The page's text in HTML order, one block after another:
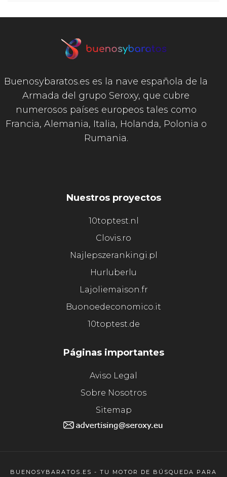
Buenosybaratos.es es la nave española de la
Armada del grupo Seroxy, que cubre
numerosos países europeos tales como
Francia, Alemania, Italia, Holanda, Polonia o
Rumania.
Nuestros proyectos
10toptest.nl
Clovis.ro
Najlepszerankingi.pl
Hurluberlu
Lajoliemaison.fr
Buonoedeconomico.it
10toptest.de
Páginas importantes
Aviso Legal
Sobre Nosotros
Sitemap
BUENOSYBARATOS.ES - TU MOTOR DE BÚSQUEDA PARA